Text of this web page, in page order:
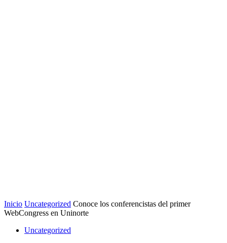
Inicio Uncategorized Conoce los conferencistas del primer
WebCongress en Uninorte
Uncategorized